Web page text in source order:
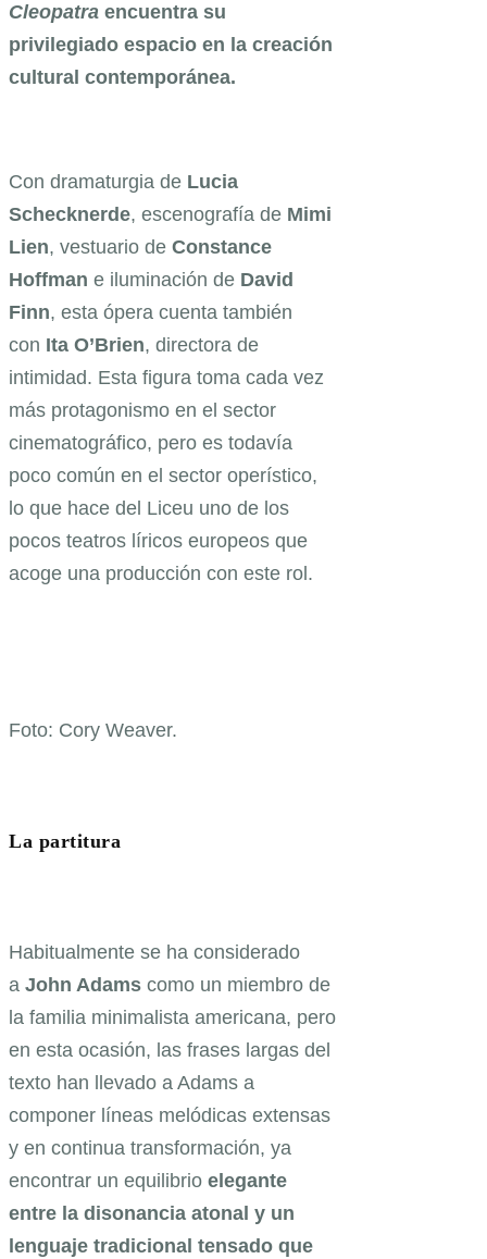
Cleopatra encuentra su
privilegiado espacio en la creación
cultural contemporánea.
Con dramaturgia de Lucia
Schecknerde, escenografía de Mimi
Lien, vestuario de Constance
Hoffman e iluminación de David
Finn, esta ópera cuenta también
con Ita O’Brien, directora de
intimidad. Esta figura toma cada vez
más protagonismo en el sector
cinematográfico, pero es todavía
poco común en el sector operístico,
lo que hace del Liceu uno de los
pocos teatros líricos europeos que
acoge una producción con este rol.
Foto: Cory Weaver.
La partitura
Habitualmente se ha considerado
a John Adams como un miembro de
la familia minimalista americana, pero
en esta ocasión, las frases largas del
texto han llevado a Adams a
componer líneas melódicas extensas
y en continua transformación, ya
encontrar un equilibrio elegante
entre la disonancia atonal y un
lenguaje tradicional tensado que